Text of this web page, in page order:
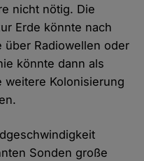
nicht nötig. Die
Erde könnte nach
über Radiowellen oder
könnte dann als
Kolonisierung
Sonden große